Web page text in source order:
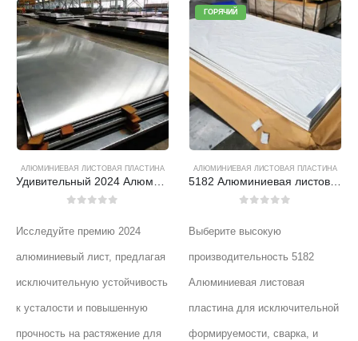
АЛЮМИНИЕВАЯ ЛИСТОВАЯ ПЛАСТИНА
Удивительный 2024 Алюминиевый лист - окончательный прорыв прочности
Исследуйте премию 2024
алюминиевый лист, предлагая
исключительную устойчивость
к усталости и повышенную
прочность на растяжение для
ГОРЯЧИЙ
АЛЮМИНИЕВАЯ ЛИСТОВАЯ ПЛАСТИНА
5182 Алюминиевая листовая пластина
Выберите высокую
производительность 5182
Алюминиевая листовая
пластина для исключительной
формируемости, сварка, и